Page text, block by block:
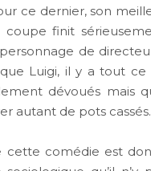
ce dernier, son
coupe finit
de
Luigi, il y a tout
dévoués mais
autant de pots cassés.
cette comédie est